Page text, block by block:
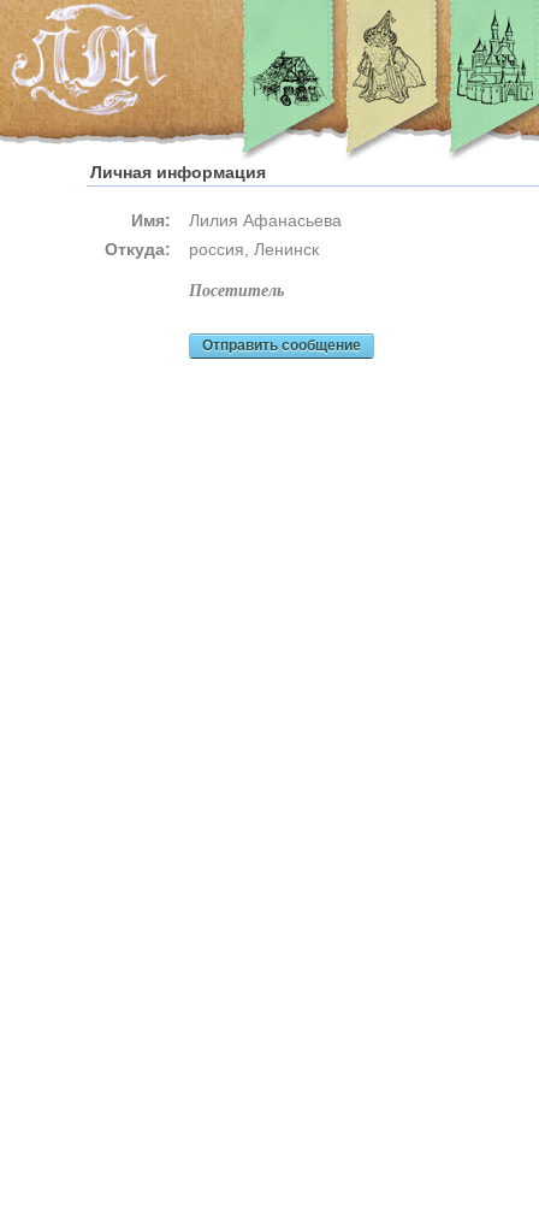
Личная информация
Имя:
Лилия Афанасьева
Откуда:
россия, Ленинск
посетитель
Отправить сообщение